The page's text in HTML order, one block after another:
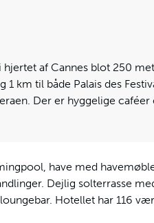
af Cannes blot 250
km til både Palais des
Der er hyggelige
have med
Dejlig solterrasse
Hotellet har 116